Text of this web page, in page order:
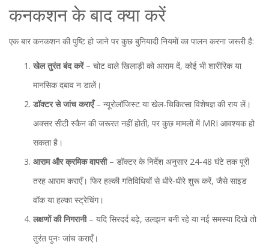
कनकशन के बाद क्या करें
एक बार कनकशन की पुष्टि हो जाने पर कुछ बुनियादी नियमों का पालन करना जरूरी है:
खेल तुरंत बंद करें– चोट वाले खिलाड़ी को आराम दें, कोई भी शारीरिक या
मानसिक दबाव न डालें।
डॉक्टर से जांच कराएँ– न्यूरोलॉजिस्ट या खेल‑चिकित्सा विशेषज्ञ की राय लें।
अक्सर सीटी स्कैन की जरूरत नहीं होती, पर कुछ मामलों में MRI आवश्यक हो
सकता है।
आराम और क्रमिक वापसी– डॉक्टर के निर्देश अनुसार 24‑48 घंटे तक पूरी
तरह आराम कराएँ। फिर हल्की गतिविधियों से धीरे‑धीरे शुरू करें, जैसे साइड
वॉक या हल्का स्ट्रेचिंग।
लक्षणों की निगरानी– यदि सिरदर्द बढ़े, उलझन बनी रहे या नई समस्या दिखे तो
तुरंत पुनः जांच कराएँ।